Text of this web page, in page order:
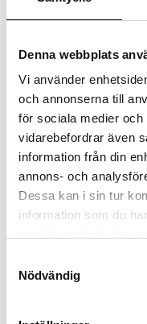
Denna webbplats
Vi använder
och annonserna till
för sociala medier
vidarebefordrar även
information från din
annons- och
Dessa kan i sin tur
information som du
Nödvändig
Slut för säsongen
Inkl. moms:
Bli notifierad
Valbara